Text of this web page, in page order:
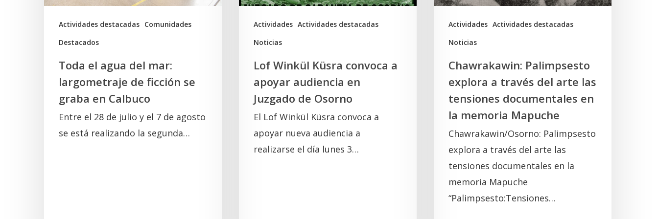
Actividades destacadas Comunidades
Destacados
ficción
graba
Calbuco
Toda el agua del mar:
largometraje de ficción se
graba en Calbuco
Entre el 28 de julio y el 7 de agosto
se está realizando la segunda…
Actividades Actividades destacadas
Noticias
en
Juzgado
Lof Winkül Küsra convoca a
apoyar audiencia en
Juzgado de Osorno
El Lof Winkül Küsra convoca a
apoyar nueva audiencia a
realizarse el día lunes 3…
Actividades Actividades destacadas
Noticias
las
tensiones
documentales
memoria
Mapuche
Chawrakawin: Palimpsesto
explora a través del arte las
tensiones documentales en
la memoria Mapuche
Chawrakawin/Osorno: Palimpsesto
explora a través del arte las
tensiones documentales en la
memoria Mapuche
“Palimpsesto:Tensiones…